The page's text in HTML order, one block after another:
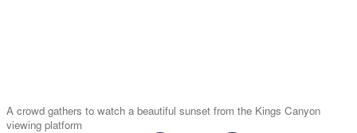
A crowd gathers to watch a beautiful sunset from the Kings Canyon
viewing platform